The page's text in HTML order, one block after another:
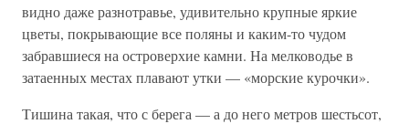
видно даже разнотравье, удивительно крупные яркие
цветы, покрывающие все поляны и каким-то чудом
забравшиеся на островерхие камни. На мелководье в
затаенных местах плавают утки — «морские курочки».
Тишина такая, что с берега — а до него метров шестьсот,